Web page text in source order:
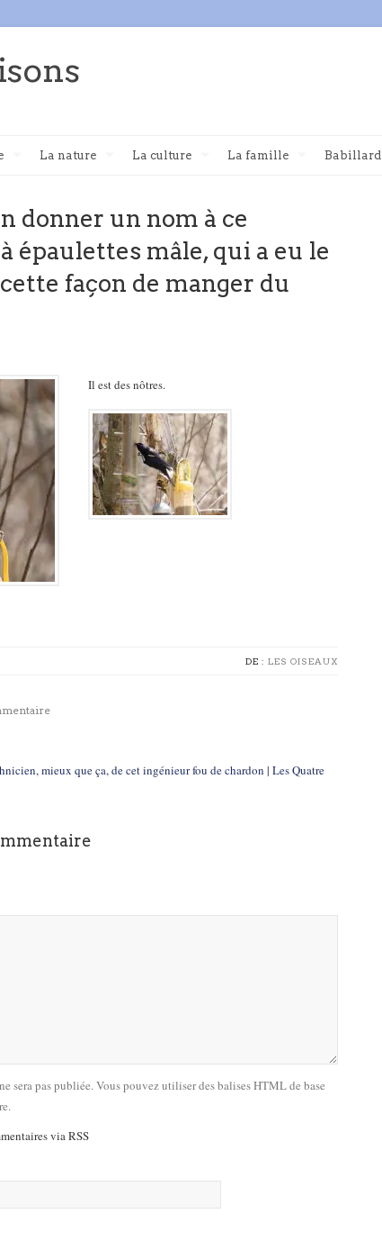
La nature La culture La famille Babillard
donner un nom à ce
épaulettes mâle, qui a eu le
façon de manger du
Il est des nôtres.
DE : LES OISEAUX
mieux que ça, de cet ingénieur fou de chardon | Les Quatre
sera pas publiée. Vous pouvez utiliser des balises HTML de base
via RSS